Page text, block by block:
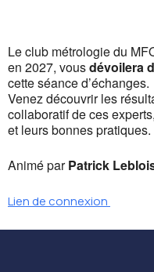
Le club métrologie du
en 2027, vousdévoilera
cette séance d’échanges.
Venez découvrir les
collaboratif de ces
et leurs bonnes pratiques.
Animé parPatrick
Lien de connexion